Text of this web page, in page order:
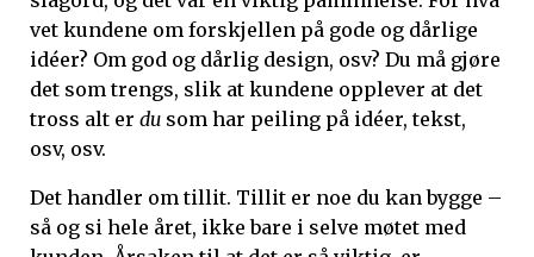
vet kundene om forskjellen på gode og dårlige
idéer? Om god og dårlig design, osv? Du må gjøre
det som trengs, slik at kundene opplever at det
tross alt er du som har peiling på idéer, tekst,
osv, osv.
Det handler om tillit. Tillit er noe du kan bygge –
så og si hele året, ikke bare i selve møtet med